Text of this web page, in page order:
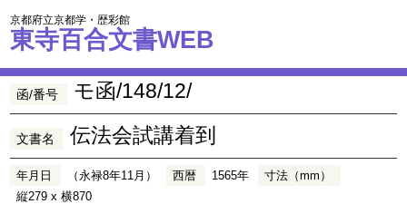
京都府立京都学・歴彩館
東寺百合文書WEB
函/番号 モ函/148/12/
文書名 伝法会試講着到
年月日 （永禄8年11月） 西暦 1565年
寸法（mm）
縦279 x 横870